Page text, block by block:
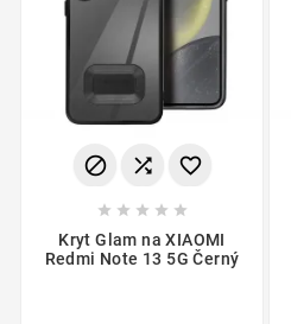
  
    
Kryt Glam na XIAOMI
Redmi Note 13 5G Černý